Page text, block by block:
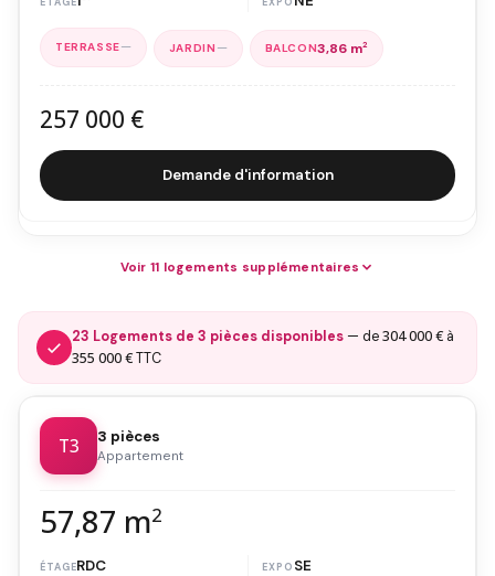
— — 3,86 m2
257 000 €
Demande d'information
Voir 11 logements supplémentaires
23 Logements de 3 pièces disponibles — de304 000 € à
355 000 €TTC
T3 3 pièces
Appartement
57,87 m2
RDC SE